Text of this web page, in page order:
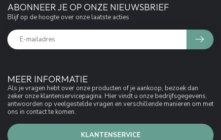
MEER INFORMATIE
Als je vragen hebt over onze producten of je aankoop, bezoek dan
zeker onze klantenservicepagina. Hier vindt u onze bedrijfsgegevens,
antwoorden op veelgestelde vragen en verschillende manieren om met
ons in contact te komen.
KLANTENSERVICE
ABONNEER JE OP ONZE NIEUWSBRIEF
Blijf op de hoogte over onze laatste acties